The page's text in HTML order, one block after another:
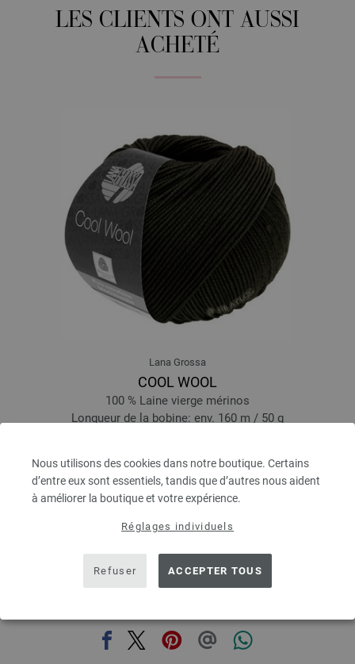
Nous utilisons des cookies dans notre boutique. Certains
d’entre eux sont essentiels, tandis que d’autres nous aident
à améliorer la boutique et votre expérience.
Réglages individuels
Refuser ACCEPTER TOUS
LES CLIENTS ONT AUSSI
ACHETÉ
Lana Grossa
COOL WOOL
100 % Laine vierge mérinos
Longueur de la bobine: env. 160 m / 50 g
6,38 $
hors TVA, frais de port en sus, Prix de base:109,20 € / kg
next